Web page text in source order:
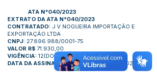
ATA N°040/2023
EXTRATO DA ATA N°040/2023
CONTRATADO: J V NOGUEIRA IMPORTAÇÃO E
EXPORTAÇÃO LTDA
CNPJ: 27.896.988/0001-75
VALOR R$ 71.930,00
VIGÊNCIA: 12(DOZE) MESES
DATA DA ASSINATURA:04 de Agosto de 2023